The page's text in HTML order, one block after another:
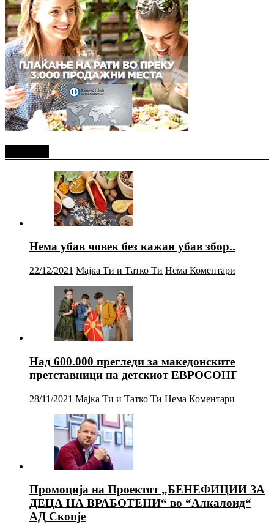
Нема убав човек без кажан убав збор..
22/12/2021 Мајка Ти и Татко Ти Нема Коментари
Над 600.000 прегледи за македонските
претставници на детскиот ЕВРОСОНГ
28/11/2021 Мајка Ти и Татко Ти Нема Коментари
Промоција на Проектот „БЕНЕФИЦИИ ЗА
ДЕЦА НА ВРАБОТЕНИ“ во “Алкалоид“
АД Скопје